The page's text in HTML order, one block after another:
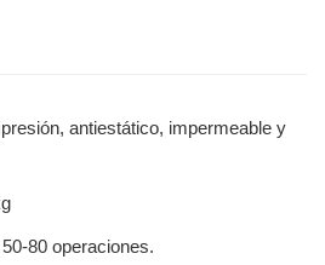
antiestático, impermeable y
80 operaciones.